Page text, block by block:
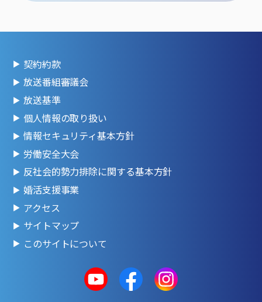
契約約款
放送番組審議会
放送基準
個人情報の取り扱い
情報セキュリティ基本方針
労働安全大会
反社会的勢力排除に関する基本方針
婚活支援事業
アクセス
サイトマップ
このサイトについて